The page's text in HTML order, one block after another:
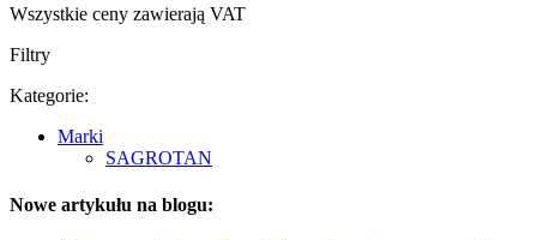
Wszystkie ceny zawierają VAT
Filtry
Kategorie:
Marki
SAGROTAN
Nowe artykułu na blogu: